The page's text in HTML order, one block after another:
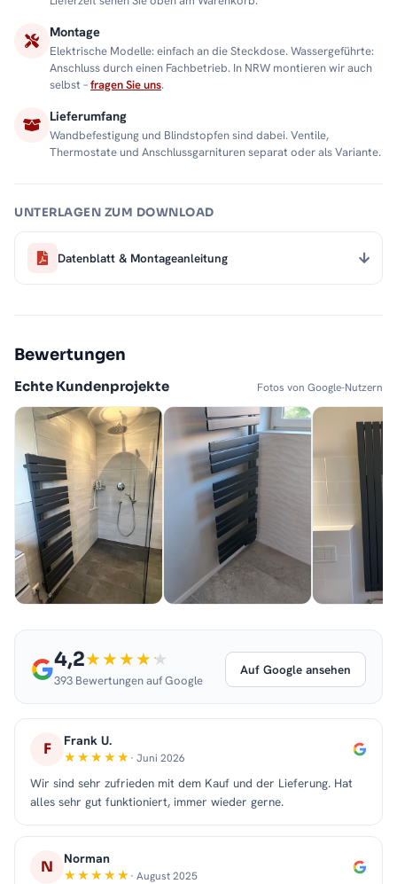
Montage
Elektrische Modelle: einfach an die Steckdose. Wassergeführte:
Anschluss durch einen Fachbetrieb. In NRW montieren wir auch
selbst –fragen Sie uns.
Lieferumfang
Wandbefestigung und Blindstopfen sind dabei. Ventile,
Thermostate und Anschlussgarnituren separat oder als Variante.
UNTERLAGEN ZUM DOWNLOAD
Datenblatt & Montageanleitung
Bewertungen
Echte Kundenprojekte Fotos von Google-Nutzern
4,2
393 Bewertungen auf Google
Auf Google ansehen
F Frank U.
· Juni 2026
Wir sind sehr zufrieden mit dem Kauf und der Lieferung. Hat
alles sehr gut funktioniert, immer wieder gerne.
N Norman
· August 2025